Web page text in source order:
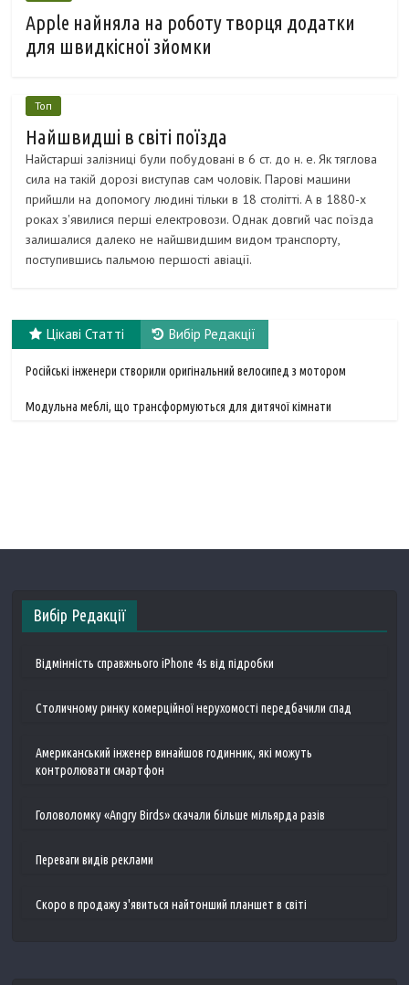
Apple найняла на роботу творця додатки
для швидкісної зйомки
Топ
Найшвидші в світі поїзда
Найстарші залізниці були побудовані в 6 ст. до н. е. Як тяглова
сила на такій дорозі виступав сам чоловік. Парові машини
прийшли на допомогу людині тільки в 18 столітті. А в 1880-х
роках з'явилися перші електровози. Однак довгий час поїзда
залишалися далеко не найшвидшим видом транспорту,
поступившись пальмою першості авіації.
Цікаві Статті Вибір Редакції
Російські інженери створили оригінальний велосипед з мотором
Модульна меблі, що трансформуються для дитячої кімнати
Вибір Редакції
Відмінність справжнього iPhone 4s від підробки
Столичному ринку комерційної нерухомості передбачили спад
Американський інженер винайшов годинник, які можуть
контролювати смартфон
Головоломку «Angry Birds» скачали більше мільярда разів
Переваги видів реклами
Скоро в продажу з'явиться найтонший планшет в світі